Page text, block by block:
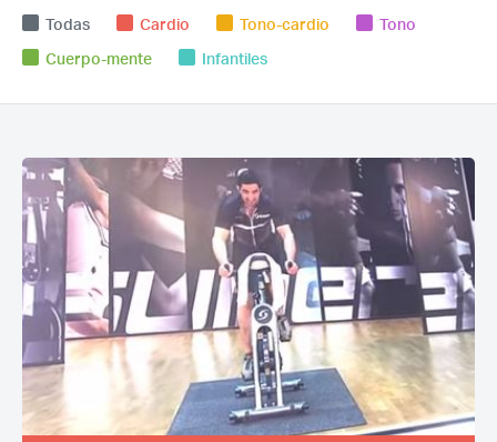
Todas Cardio Tono-cardio
Tono
Cuerpo-mente
Infantiles